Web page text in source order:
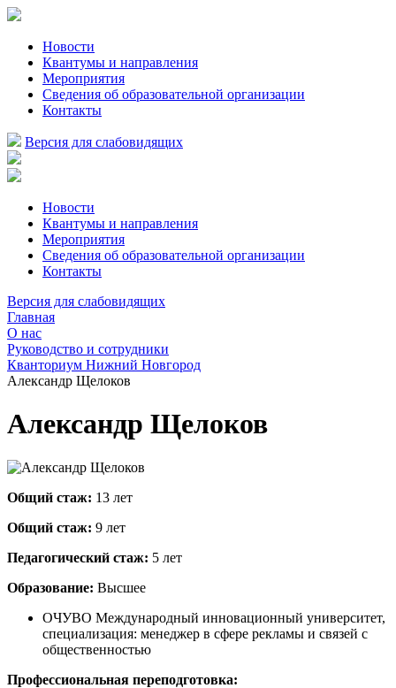
Новости
Квантумы и направления
Мероприятия
Сведения об образовательной организации
Контакты
Версия для слабовидящих
Новости
Квантумы и направления
Мероприятия
Сведения об образовательной организации
Контакты
Версия для слабовидящих
Главная
О нас
Руководство и сотрудники
Кванториум Нижний Новгород
Александр Щелоков
Александр Щелоков
Общий стаж: 13 лет
Общий стаж: 9 лет
Педагогический стаж: 5 лет
Образование: Высшее
ОЧУВО Международный инновационный университет,
специализация: менеджер в сфере рекламы и связей с
общественностью
Профессиональная переподготовка: